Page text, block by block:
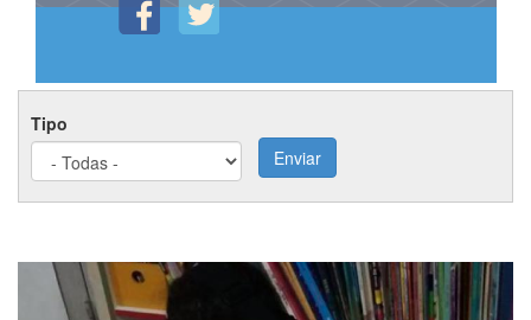
Tipo
Enviar